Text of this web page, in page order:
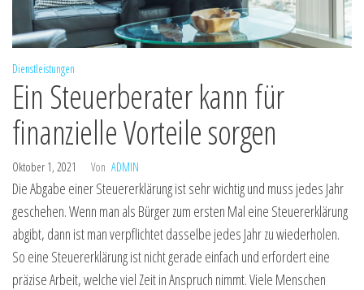
Dienstleistungen
Ein Steuerberater kann für
finanzielle Vorteile sorgen
Oktober 1, 2021 Von ADMIN
Die Abgabe einer Steuererklärung ist sehr wichtig und muss jedes Jahr
geschehen. Wenn man als Bürger zum ersten Mal eine Steuererklärung
abgibt, dann ist man verpflichtet dasselbe jedes Jahr zu wiederholen.
So eine Steuererklärung ist nicht gerade einfach und erfordert eine
präzise Arbeit, welche viel Zeit in Anspruch nimmt. Viele Menschen